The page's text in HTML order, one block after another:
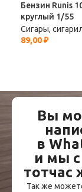
Бензин Runis
круглый 1/55
Сигары,
89,00₽
Вы
в
и мы
тотчас
Так же